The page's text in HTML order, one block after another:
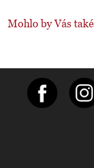
Mohlo by Vás